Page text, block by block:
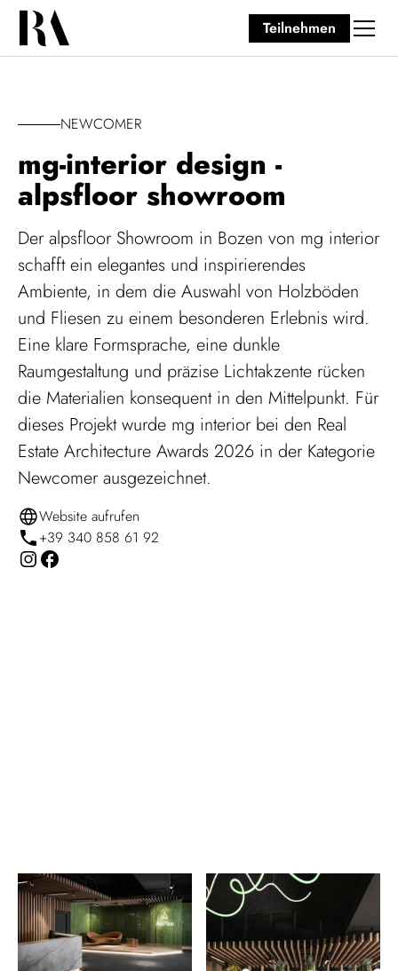
Teilnehmen
NEWCOMER
mg-interior design -
alpsfloor showroom
Der alpsfloor Showroom in Bozen von mg interior
schafft ein elegantes und inspirierendes
Ambiente, in dem die Auswahl von Holzböden
und Fliesen zu einem besonderen Erlebnis wird.
Eine klare Formsprache, eine dunkle
Raumgestaltung und präzise Lichtakzente rücken
die Materialien konsequent in den Mittelpunkt. Für
dieses Projekt wurde mg interior bei den Real
Estate Architecture Awards 2026 in der Kategorie
Newcomer ausgezeichnet.
Website aufrufen
+39 340 858 61 92